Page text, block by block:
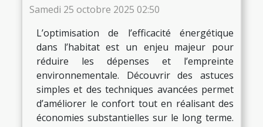
Samedi 25 octobre 2025 02:50
L’optimisation de l’efficacité énergétique
dans l’habitat est un enjeu majeur pour
réduire les dépenses et l’empreinte
environnementale. Découvrir des astuces
simples et des techniques avancées permet
d’améliorer le confort tout en réalisant des
économies substantielles sur le long terme.